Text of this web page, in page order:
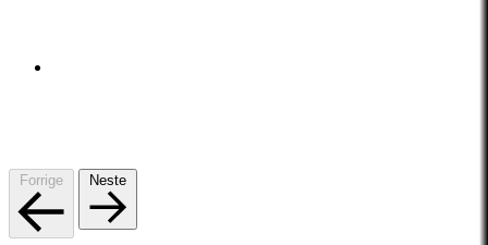
Forrige Neste